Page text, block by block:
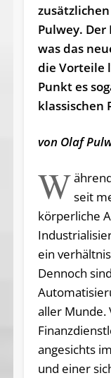
Pulwey.
was das
die Vorteile
Punkt es
klassischen
von Olaf
Wseit
körperliche
ein
Dennoch
aller Munde.
angesichts
und einer